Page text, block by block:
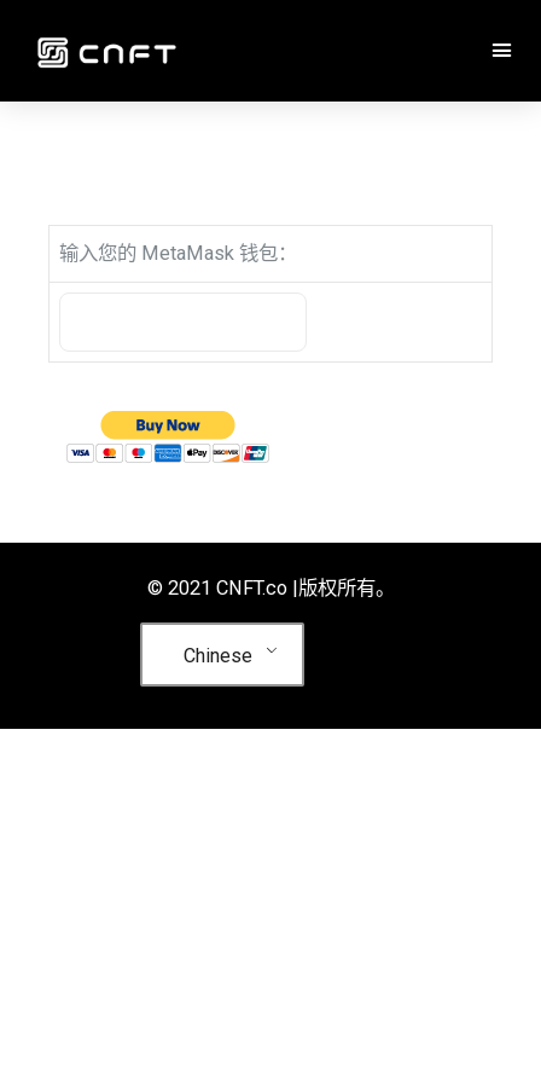
输入您的 MetaMask 钱包：
© 2021 CNFT.co |版权所有。
Chinese